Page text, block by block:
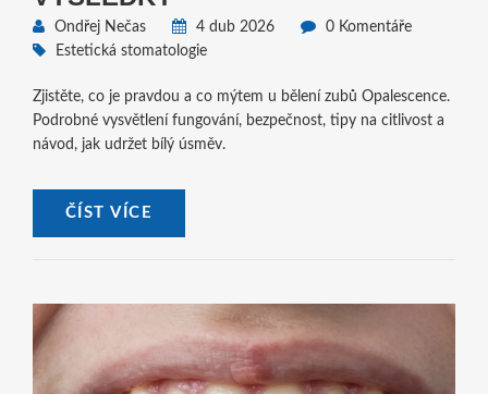
Ondřej Nečas 4 dub 2026
0 Komentáře
Estetická stomatologie
Zjistěte, co je pravdou a co mýtem u bělení zubů Opalescence.
Podrobné vysvětlení fungování, bezpečnost, tipy na citlivost a
návod, jak udržet bílý úsměv.
ČÍST VÍCE